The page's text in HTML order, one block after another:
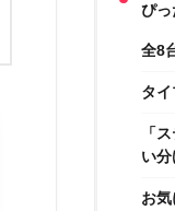
ぴっ
全8
タ
「
い
お